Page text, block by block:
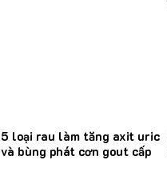
5 loại rau làm tăng axit uric
và bùng phát cơn gout cấp